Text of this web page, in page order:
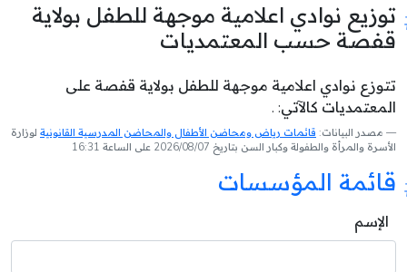
توزيع نوادي اعلامية موجهة للطفل بولاية
قفصة حسب المعتمديات
تتوزع نوادي اعلامية موجهة للطفل بولاية قفصة على
المعتمديات كالآتي: .
مصدر البيانات: قائمات رياض ومحاضن الأطفال والمحاضن المدرسية القانونية لوزارة
الأسرة والمرأة والطفولة وكبار السن بتاريخ 2026/08/07 على الساعة 16:31
قائمة المؤسسات
الإسم